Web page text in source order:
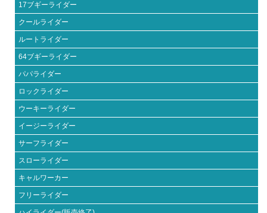
17ブギーライダー
クールライダー
ルートライダー
64ブギーライダー
パパライダー
ロックライダー
ウーキーライダー
イージーライダー
サーフライダー
スローライダー
キャルワーカー
フリーライダー